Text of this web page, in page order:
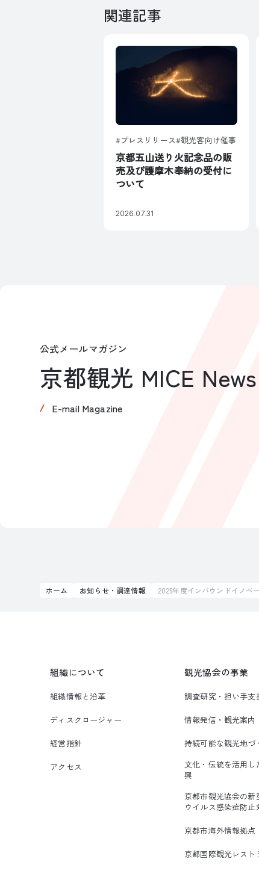
関連記事
プレスリリース 観光客向け催事
京都五山送り火記念品の販
売及び護摩木奉納の受付に
ついて
2026.07.31
公式メールマガジン
京都観光 MICE
E-mail Magazine
ホーム お知らせ・調達情報 2025年度インバウンドイノ
組織について
組織情報と沿革
ディスクロージャー
経営指針
アクセス
観光協会の事業
調査研究・担い手支
情報発信・観光案内
持続可能な観光地づ
文化・伝統を活用し
興
京都市観光協会の新
ウイルス感染症防止
京都市海外情報拠点
京都国際観光レスト